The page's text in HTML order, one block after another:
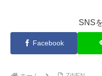
SNS
Facebook